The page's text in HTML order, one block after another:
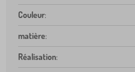
Couleur:
matière:
Réalisation: